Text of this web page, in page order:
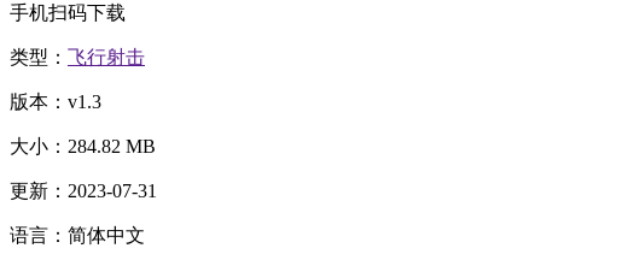
手机扫码下载
类型： 飞行射击
版本：v1.3
大小：284.82 MB
更新：2023-07-31
语言：简体中文